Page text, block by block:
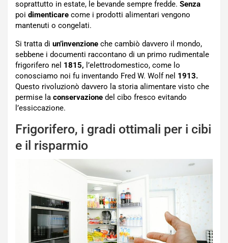
soprattutto in estate, le bevande sempre fredde. Senza
poi dimenticare come i prodotti alimentari vengono
mantenuti o congelati.
Si tratta di un’invenzione che cambiò davvero il mondo,
sebbene i documenti raccontano di un primo rudimentale
frigorifero nel 1815, l’elettrodomestico, come lo
conosciamo noi fu inventando Fred W. Wolf nel 1913.
Questo rivoluzionò davvero la storia alimentare visto che
permise la conservazione del cibo fresco evitando
l’essiccazione.
Frigorifero, i gradi ottimali per i cibi
e il risparmio